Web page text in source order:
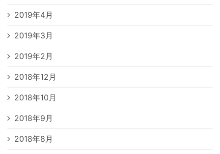
2019年4月
2019年3月
2019年2月
2018年12月
2018年10月
2018年9月
2018年8月